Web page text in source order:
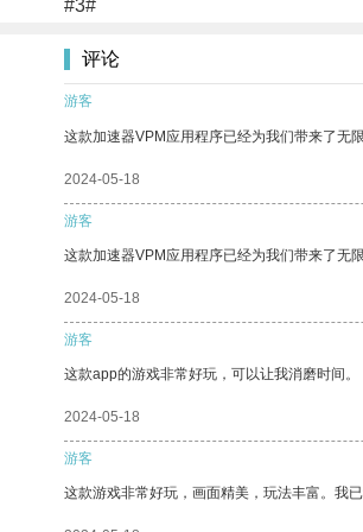
#3#
评论
游客
这款加速器VPM应用程序已经为我们带来了无
2024-05-18
游客
这款加速器VPM应用程序已经为我们带来了无
2024-05-18
游客
这款app的游戏非常好玩，可以让我消磨时间。
2024-05-18
游客
这款游戏非常好玩，画面精美，玩法丰富。我